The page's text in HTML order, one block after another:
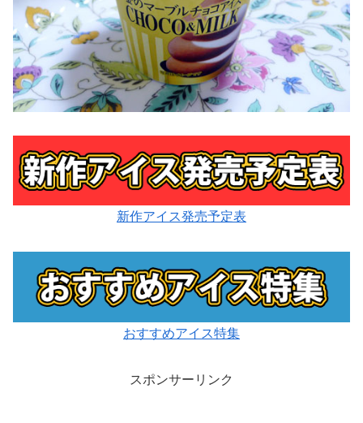
新作アイス発売予定表
おすすめアイス特集
スポンサーリンク